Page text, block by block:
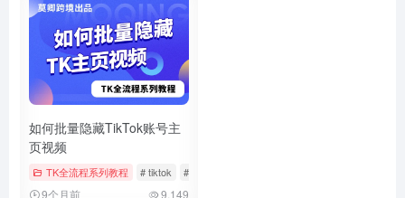
如何批量隐藏TikTok账号主
页视频
TK全流程系列教程 # tiktok # 批量管理
9个月前 9,149